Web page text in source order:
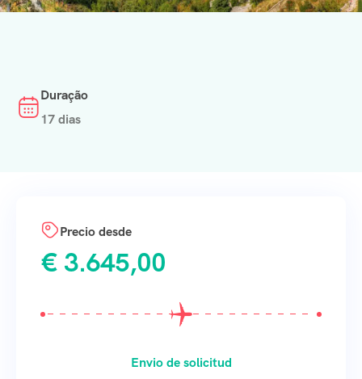
Duração
17 dias
Precio desde
€ 3.645,00
Envio de solicitud